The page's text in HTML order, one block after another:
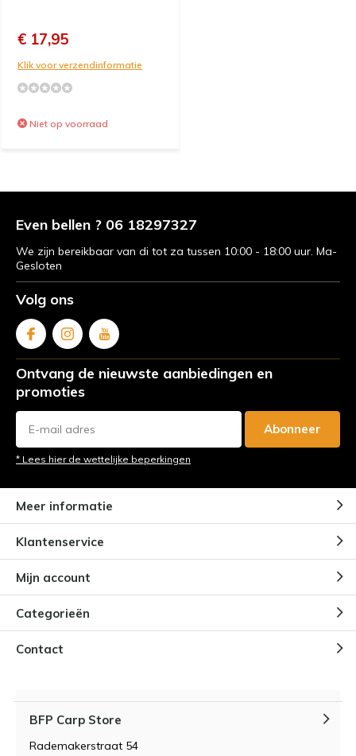
€ 17,95
Klik voor verzendinformatie
Niet op voorraad
Even bellen ? 06 18297327
We zijn bereikbaar van di tot za tussen 10:00 - 18:00 uur. Ma-
Gesloten
Volg ons
Ontvang de nieuwste aanbiedingen en
promoties
Abonneer
* Lees hier de wettelijke beperkingen
Meer informatie
Klantenservice
Mijn account
Categorieën
Contact
BFP Carp Store
Rademakerstraat 54